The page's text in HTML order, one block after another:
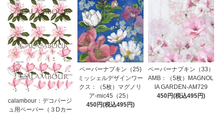
calambour：デコパージ
ュ用ペーパー（３Dカー
ペーパーナプキン（25)
ミッシェルデザインワー
クス：（5枚）マグノリ
ア-mic45（25）
450円(税込495円)
ペーパーナプキン（33）
AMB：（5枚）MAGNOL
IA GARDEN-AM729
450円(税込495円)